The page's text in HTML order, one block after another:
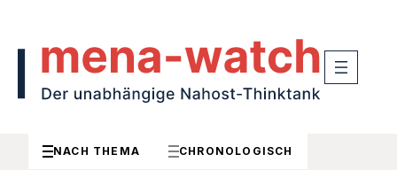
NACH THEMA CHRONOLOGISCH